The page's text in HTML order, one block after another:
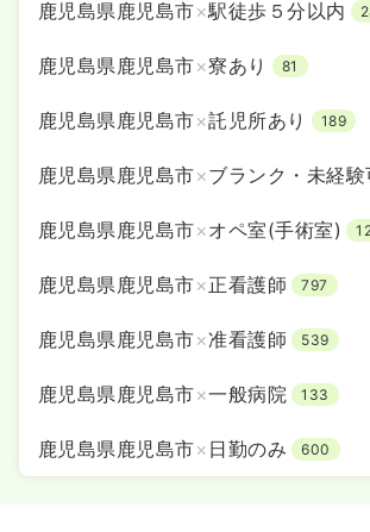
鹿児島県鹿児島市×駅徒歩５分以内
鹿児島県鹿児島市×寮あり 81
鹿児島県鹿児島市×託児所あり 189
鹿児島県鹿児島市×ブランク・未経験
鹿児島県鹿児島市×オペ室(手術室)
鹿児島県鹿児島市×正看護師 797
鹿児島県鹿児島市×准看護師 539
鹿児島県鹿児島市×一般病院 133
鹿児島県鹿児島市× 日勤のみ 600